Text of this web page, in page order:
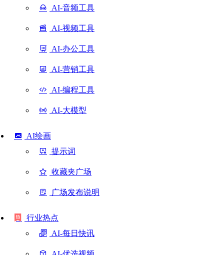
AI-音频工具
AI-视频工具
AI-办公工具
AI-营销工具
AI-编程工具
AI-大模型
AI绘画
提示词
收藏夹广场
广场发布说明
行业热点
AI-每日快讯